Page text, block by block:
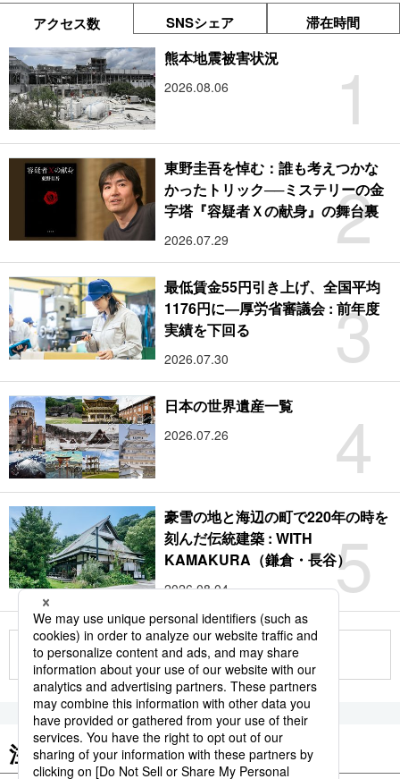
アクセス数 SNSシェア 滞在時間
1
熊本地震被害状況
2026.08.06
2
東野圭吾を悼む：誰も考えつかな
かったトリック──ミステリーの金
字塔『容疑者Ｘの献身』の舞台裏
2026.07.29
3
最低賃金55円引き上げ、全国平均
1176円に―厚労省審議会 : 前年度
実績を下回る
2026.07.30
4
日本の世界遺産一覧
2026.07.26
5
豪雪の地と海辺の町で220年の時を
刻んだ伝統建築 : WITH
KAMAKURA（鎌倉・長谷）
2026.08.04
もっと見る
注目のキーワード